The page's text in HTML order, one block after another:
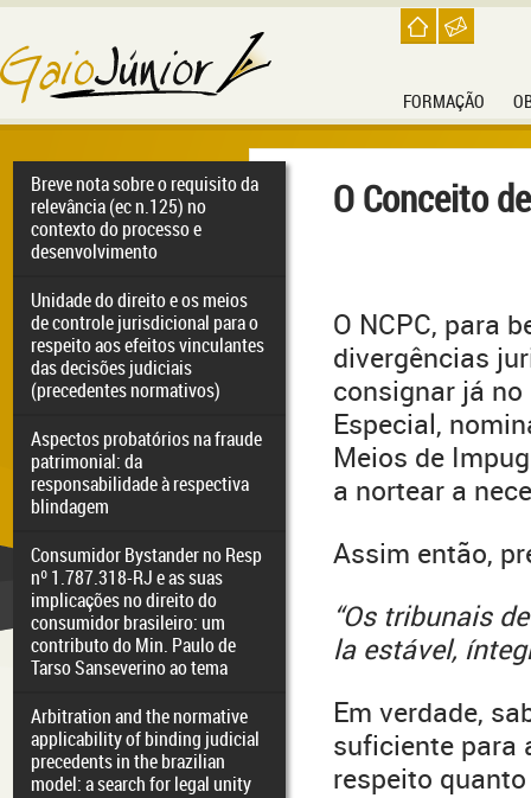
FORMAÇÃO
Breve nota sobre o requisito da
relevância (ec n.125) no
contexto do processo e
desenvolvimento
Unidade do direito e os meios
de controle jurisdicional para o
respeito aos efeitos vinculantes
das decisões judiciais
(precedentes normativos)
Aspectos probatórios na fraude
patrimonial: da
responsabilidade à respectiva
blindagem
Consumidor Bystander no Resp
nº 1.787.318-RJ e as suas
implicações no direito do
consumidor brasileiro: um
contributo do Min. Paulo de
Tarso Sanseverino ao tema
Arbitration and the normative
applicability of binding judicial
precedents in the brazilian
model: a search for legal unity
O Conceito
O NCPC, para
divergências
consignar já
Especial,
Meios de
a nortear a
Assim então,
“Os tribunais
la estável,
Em verdade,
suficiente para
respeito